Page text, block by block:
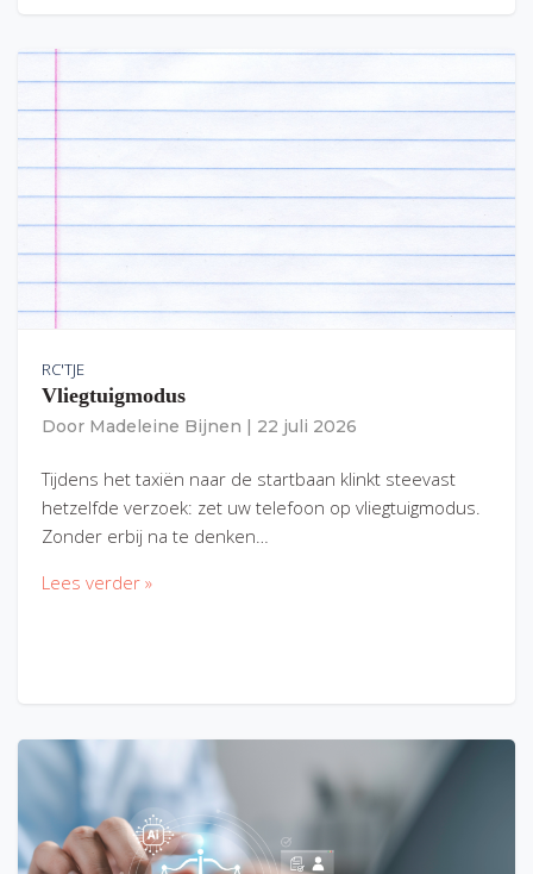
RC'TJE
Vliegtuigmodus
Door Madeleine Bijnen 22 juli 2026
Tijdens het taxiën naar de startbaan klinkt steevast
hetzelfde verzoek: zet uw telefoon op vliegtuigmodus.
Zonder erbij na te denken…
Lees verder »